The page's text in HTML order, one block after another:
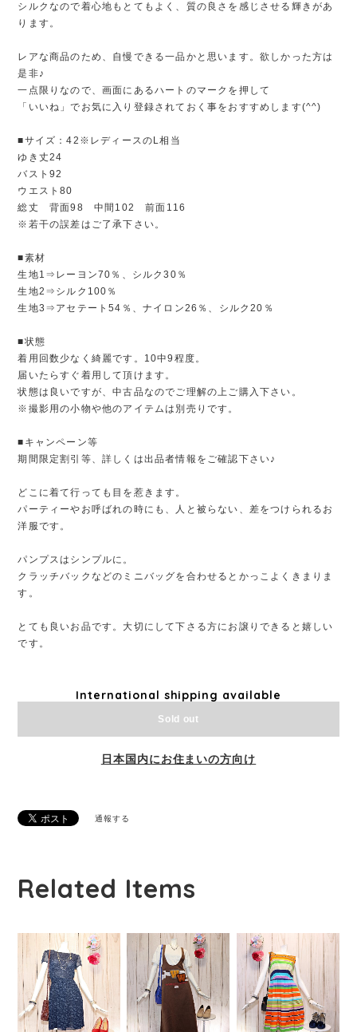
シルクなので着心地もとてもよく、質の良さを感じさせる輝きがあ
ります。
レアな商品のため、自慢できる一品かと思います。欲しかった方は
是非♪
一点限りなので、画面にあるハートのマークを押して
「いいね」でお気に入り登録されておく事をおすすめします(^^)
■サイズ：42※レディースのL相当
ゆき丈24
バスト92
ウエスト80
総丈 背面98 中間102 前面116
※若干の誤差はご了承下さい。
■素材
生地1⇒レーヨン70％、シルク30％
生地2⇒シルク100％
生地3⇒アセテート54％、ナイロン26％、シルク20％
■状態
着用回数少なく綺麗です。10中9程度。
届いたらすぐ着用して頂けます。
状態は良いですが、中古品なのでご理解の上ご購入下さい。
※撮影用の小物や他のアイテムは別売りです。
■キャンペーン等
期間限定割引等、詳しくは出品者情報をご確認下さい♪
どこに着て行っても目を惹きます。
パーティーやお呼ばれの時にも、人と被らない、差をつけられるお
洋服です。
パンプスはシンプルに。
クラッチバックなどのミニバッグを合わせるとかっこよくきまりま
す。
とても良いお品です。大切にして下さる方にお譲りできると嬉しい
です。
International shipping available
Sold out
日本国内にお住まいの方向け
通報する
Related Items